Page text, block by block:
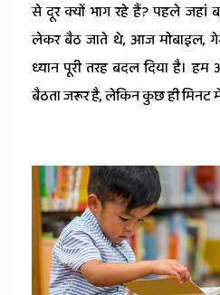
से दूर क्यों भाग रहे हैं? पहले
लेकर बैठ जाते थे, आज मोबाइल,
ध्यान पूरी तरह बदल दिया है।
बैठता जरूर है, लेकिन कुछ ही मिनट